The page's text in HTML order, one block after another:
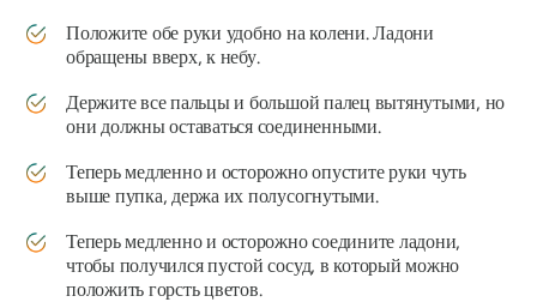
Положите обе руки удобно на колени. Ладони
обращены вверх, к небу.
Держите все пальцы и большой палец вытянутыми, но
они должны оставаться соединенными.
Теперь медленно и осторожно опустите руки чуть
выше пупка, держа их полусогнутыми.
Теперь медленно и осторожно соедините ладони,
чтобы получился пустой сосуд, в который можно
положить горсть цветов.